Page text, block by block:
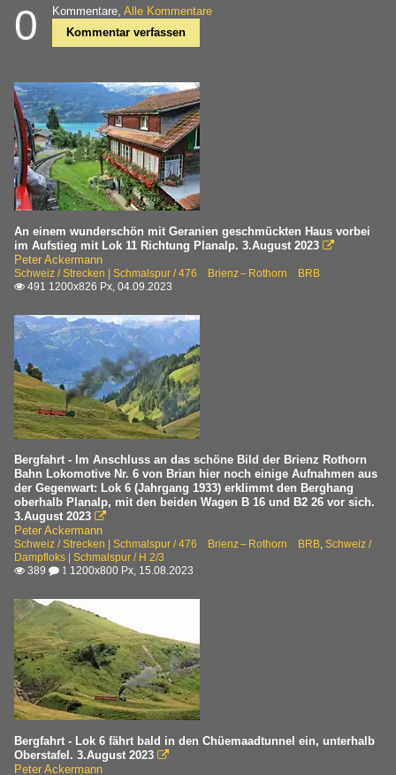
0 Kommentare, Alle Kommentare
Kommentar verfassen
An einem wunderschön mit Geranien geschmückten Haus vorbei
im Aufstieg mit Lok 11 Richtung Planalp. 3.August 2023 
Peter Ackermann
Schweiz / Strecken | Schmalspur / 476 Brienz – Rothorn BRB
 491 1200x826 Px, 04.09.2023
Bergfahrt - Im Anschluss an das schöne Bild der Brienz Rothorn
Bahn Lokomotive Nr. 6 von Brian hier noch einige Aufnahmen aus
der Gegenwart: Lok 6 (Jahrgang 1933) erklimmt den Berghang
oberhalb Planalp, mit den beiden Wagen B 16 und B2 26 vor sich.
3.August 2023 
Peter Ackermann
Schweiz / Strecken | Schmalspur / 476 Brienz – Rothorn BRB, Schweiz /
Dampfloks | Schmalspur / H 2/3
 389  1 1200x800 Px, 15.08.2023
Bergfahrt - Lok 6 fährt bald in den Chüemaadtunnel ein, unterhalb
Oberstafel. 3.August 2023 
Peter Ackermann